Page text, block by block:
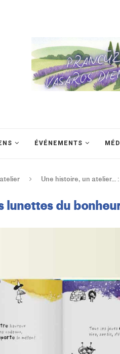
ÉVÉNEMENTS
Une histoire, un atelier…
lunettes du